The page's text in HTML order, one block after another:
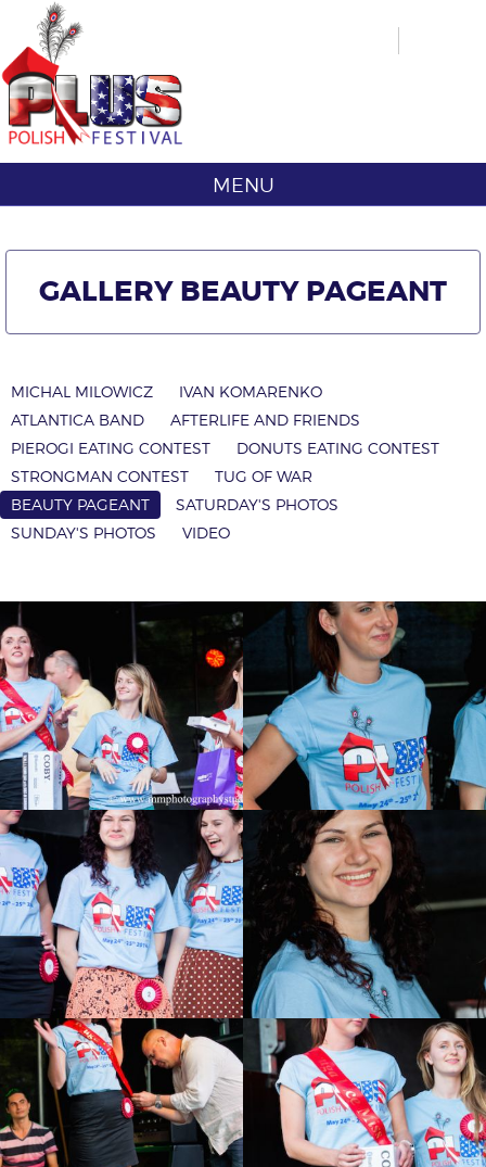
MENU
GALLERY BEAUTY PAGEANT
MICHAL MILOWICZ
IVAN KOMARENKO
ATLANTICA BAND
AFTERLIFE AND FRIENDS
PIEROGI EATING CONTEST
DONUTS EATING CONTEST
STRONGMAN CONTEST
TUG OF WAR
BEAUTY PAGEANT
SATURDAY'S PHOTOS
SUNDAY'S PHOTOS
VIDEO